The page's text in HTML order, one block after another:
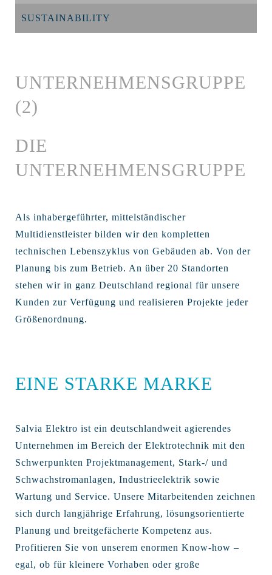
SUSTAINABILITY
UNTERNEHMENSGRUPPE
(2)
DIE
UNTERNEHMENSGRUPPE
Als inhabergeführter, mittelständischer
Multidienstleister bilden wir den kompletten
technischen Lebenszyklus von Gebäuden ab. Von der
Planung bis zum Betrieb. An über 20 Standorten
stehen wir in ganz Deutschland regional für unsere
Kunden zur Verfügung und realisieren Projekte jeder
Größenordnung.
EINE STARKE MARKE
Salvia Elektro ist ein deutschlandweit agierendes
Unternehmen im Bereich der Elektrotechnik mit den
Schwerpunkten Projektmanagement, Stark-/ und
Schwachstromanlagen, Industrieelektrik sowie
Wartung und Service. Unsere Mitarbeitenden zeichnen
sich durch langjährige Erfahrung, lösungsorientierte
Planung und breitgefächerte Kompetenz aus.
Profitieren Sie von unserem enormen Know-how –
egal, ob für kleinere Vorhaben oder große